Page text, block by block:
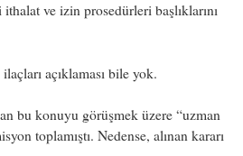
ve izin prosedürleri başlıklarını
açıklaması bile yok.
bu konuyu görüşmek üzere “uzman
toplamıştı. Nedense, alınan kararı